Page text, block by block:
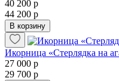
40 200 р
44 200 р
В корзину
Икорница «Стерлядка на
27 000 р
29 700 р